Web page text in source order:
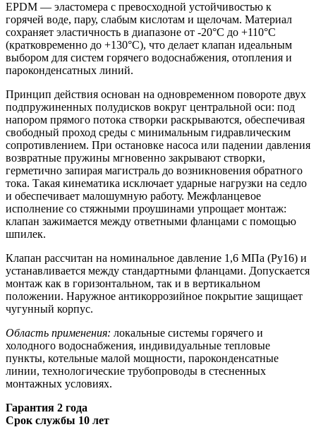
EPDM — эластомера с превосходной устойчивостью к
горячей воде, пару, слабым кислотам и щелочам. Материал
сохраняет эластичность в диапазоне от -20°C до +110°C
(кратковременно до +130°C), что делает клапан идеальным
выбором для систем горячего водоснабжения, отопления и
пароконденсатных линий.
Принцип действия основан на одновременном повороте двух
подпружиненных полудисков вокруг центральной оси: под
напором прямого потока створки раскрываются, обеспечивая
свободный проход среды с минимальным гидравлическим
сопротивлением. При остановке насоса или падении давления
возвратные пружины мгновенно закрывают створки,
герметично запирая магистраль до возникновения обратного
тока. Такая кинематика исключает ударные нагрузки на седло
и обеспечивает малошумную работу. Межфланцевое
исполнение со стяжными проушинами упрощает монтаж:
клапан зажимается между ответными фланцами с помощью
шпилек.
Клапан рассчитан на номинальное давление 1,6 МПа (Ру16) и
устанавливается между стандартными фланцами. Допускается
монтаж как в горизонтальном, так и в вертикальном
положении. Наружное антикоррозийное покрытие защищает
чугунный корпус.
Область применения: локальные системы горячего и
холодного водоснабжения, индивидуальные тепловые
пункты, котельные малой мощности, пароконденсатные
линии, технологические трубопроводы в стесненных
монтажных условиях.
Гарантия 2 года
Срок службы 10 лет